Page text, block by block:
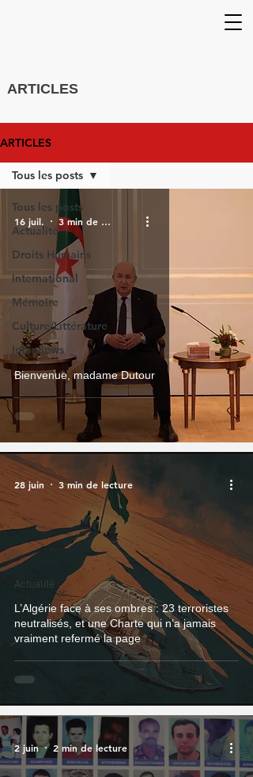
ARTICLES
ARTICLES
Tous les posts
Actualité
Droits Humains
International
Mémoire
Culture/Littérature
Interviews
Tous les posts
Bienvenue, madame Dutour
16 juil. 3 min de lecture
L’Algérie face à ses ombres : 23 terroristes
neutralisés, et une Charte qui n’a jamais
vraiment refermé la page
Actualité
28 juin 3 min de lecture
2 juin 2 min de lecture